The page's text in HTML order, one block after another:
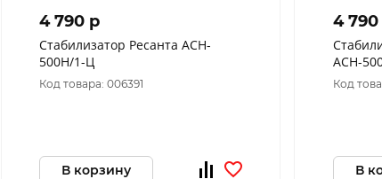
4 790 p
Стабилизатор Ресанта АСН-
500Н/1-Ц
Код товара: 006391
В корзину
4 790
АСН-
Код
В